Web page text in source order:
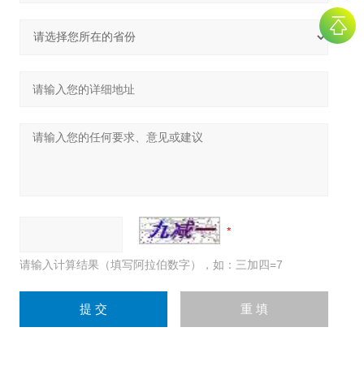
请输入计算结果（填写阿拉伯数字），如：三加四=7